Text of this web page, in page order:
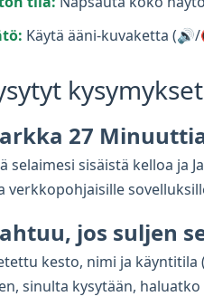
Käytä ääni-kuvaketta
27
selaimesi sisäistä kelloa ja
verkkopohjaisille
jos suljen
kesto, nimi ja
sinulta kysytään,